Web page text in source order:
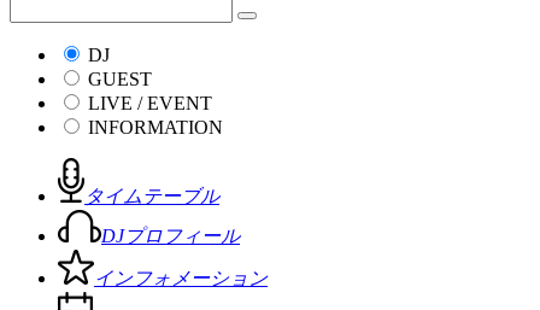
DJ
GUEST
LIVE / EVENT
INFORMATION
タイムテーブル
DJプロフィール
インフォメーション